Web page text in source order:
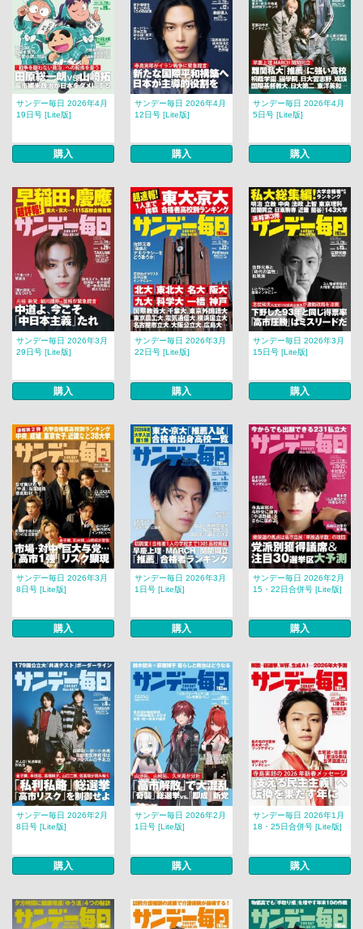
サンデー毎日 2026年4月
19日号 [Lite版]
購入
サンデー毎日 2026年4月
12日号 [Lite版]
購入
サンデー毎日 2026年4月
5日号 [Lite版]
購入
サンデー毎日 2026年3月
29日号 [Lite版]
購入
サンデー毎日 2026年3月
22日号 [Lite版]
購入
サンデー毎日 2026年3月
15日号 [Lite版]
購入
サンデー毎日 2026年3月
8日号 [Lite版]
購入
サンデー毎日 2026年3月
1日号 [Lite版]
購入
サンデー毎日 2026年2月
15・22日合併号 [Lite版]
購入
サンデー毎日 2026年2月
8日号 [Lite版]
購入
サンデー毎日 2026年2月
1日号 [Lite版]
購入
サンデー毎日 2026年1月
18・25日合併号 [Lite版]
購入